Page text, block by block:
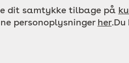
dit samtykke tilbage på
personoplysninger her